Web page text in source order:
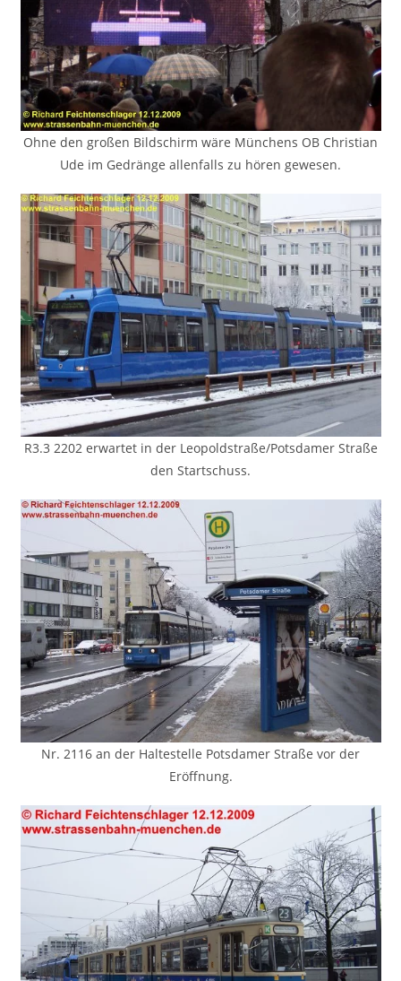
Ohne den großen Bildschirm wäre Münchens OB Christian
Ude im Gedränge allenfalls zu hören gewesen.
R3.3 2202 erwartet in der Leopoldstraße/Potsdamer Straße
den Startschuss.
Nr. 2116 an der Haltestelle Potsdamer Straße vor der
Eröffnung.